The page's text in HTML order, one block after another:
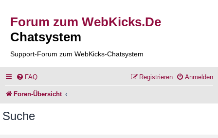
Forum zum WebKicks.De
Chatsystem
Support-Forum zum WebKicks-Chatsystem
FAQ Anmelden
Registrieren
Foren-Übersicht
Suche